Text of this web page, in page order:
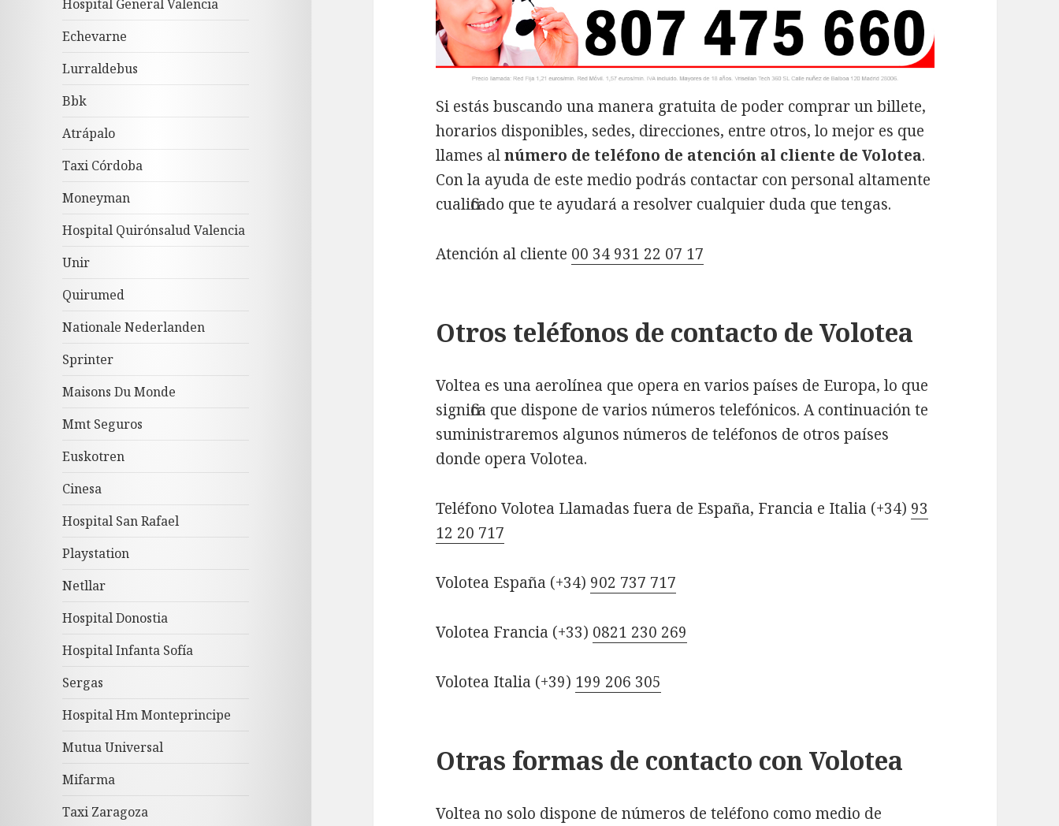
Hospital General Valencia
Echevarne
Lurraldebus
Bbk
Atrápalo
Taxi Córdoba
Moneyman
Hospital Quirónsalud Valencia
Unir
Quirumed
Nationale Nederlanden
Sprinter
Maisons Du Monde
Mmt Seguros
Euskotren
Cinesa
Hospital San Rafael
Playstation
Netllar
Hospital Donostia
Hospital Infanta Sofía
Sergas
Hospital Hm Monteprincipe
Mutua Universal
Mifarma
Taxi Zaragoza
Si estás buscando una manera gratuita de poder comprar un billete,
horarios disponibles, sedes, direcciones, entre otros, lo mejor es que
llames alnúmero de teléfono de atención al cliente de Volotea.
Con la ayuda de este medio podrás contactar con personal altamente
cualificado que te ayudará a resolver cualquier duda que tengas.
Atención al cliente 00 34 931 22 07 17
Otros teléfonos de contacto de Volotea
Voltea es una aerolínea que opera en varios países de Europa, lo que
significa que dispone de varios números telefónicos. A continuación te
suministraremos algunos números de teléfonos de otros países
donde opera Volotea.
Teléfono Volotea Llamadas fuera de España, Francia e Italia (+34) 93
12 20 717
Volotea España (+34) 902 737 717
Volotea Francia (+33) 0821 230 269
Volotea Italia (+39) 199 206 305
Otras formas de contacto con Volotea
Voltea no solo dispone de números de teléfono como medio de